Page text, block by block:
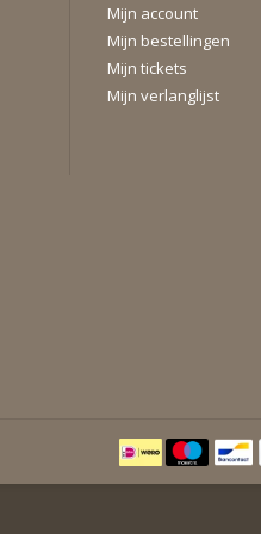
Mijn account
Mijn bestellingen
Mijn tickets
Mijn verlanglijst